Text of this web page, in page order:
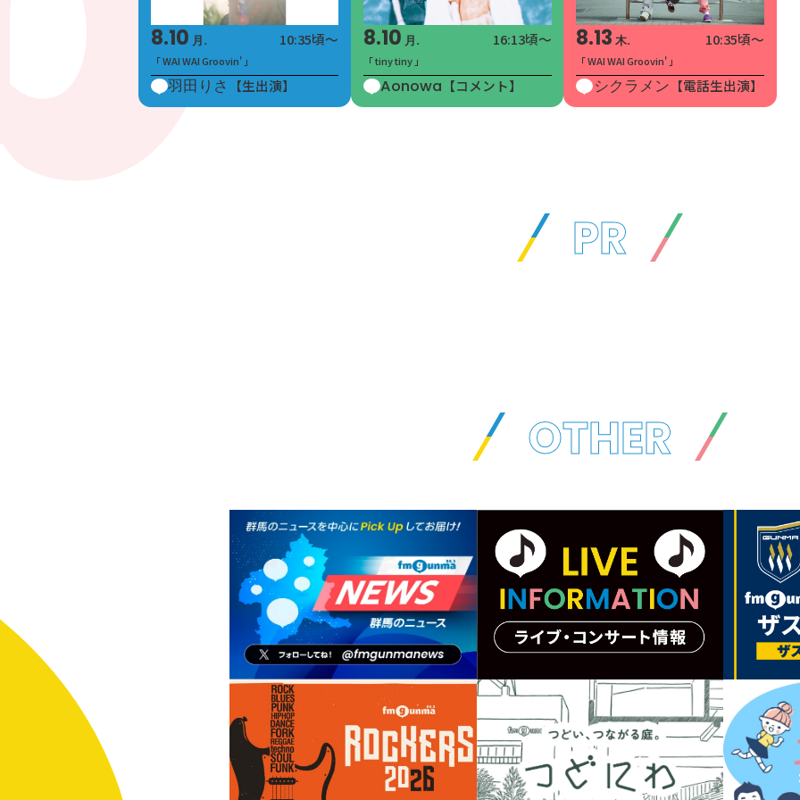
8.10 月. 10:35頃～
「 WAI WAI Groovin' 」
羽田りさ 【生出演】
8.10 月. 16:13頃～
「 tiny tiny 」
Aonowa 【コメント】
8.13 木. 10:35頃～
「 WAI WAI Groovin' 」
シクラメン 【電話生出演】
PR
OTHER